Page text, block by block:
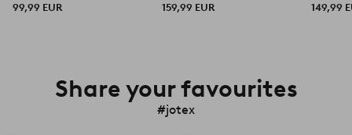
99,99 EUR
159,99 EUR
149,99
Share your favourites
#jotex